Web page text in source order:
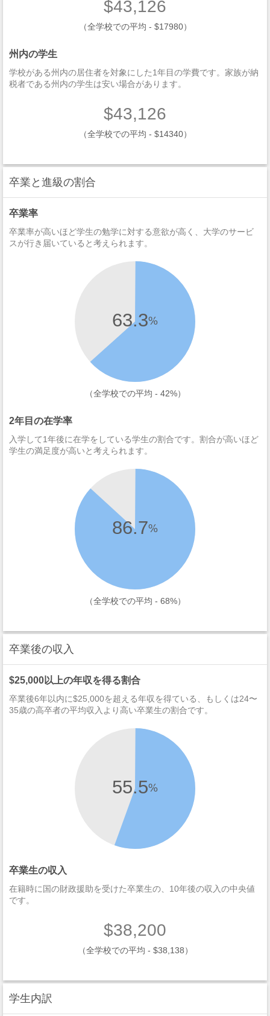
$43,126
（全学校での平均 - $17980）
州内の学生
学校がある州内の居住者を対象にした1年目の学費です。家族が納
税者である州内の学生は安い場合があります。
$43,126
（全学校での平均 - $14340）
卒業と進級の割合
卒業率
卒業率が高いほど学生の勉学に対する意欲が高く、大学のサービ
スが行き届いていると考えられます。
63.3%
（全学校での平均 - 42%）
2年目の在学率
入学して1年後に在学をしている学生の割合です。割合が高いほど
学生の満足度が高いと考えられます。
86.7%
（全学校での平均 - 68%）
卒業後の収入
$25,000以上の年収を得る割合
卒業後6年以内に$25,000を超える年収を得ている、もしくは24〜
35歳の高卒者の平均収入より高い卒業生の割合です。
55.5%
卒業生の収入
在籍時に国の財政援助を受けた卒業生の、10年後の収入の中央値
です。
$38,200
（全学校での平均 - $38,138）
学生内訳